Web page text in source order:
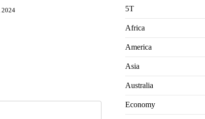
2024 5T
Africa
America
Asia
Australia
Economy